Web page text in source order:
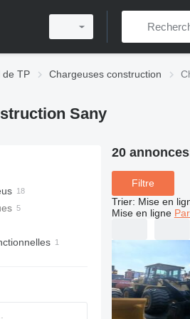
de TP Chargeuses construction
Sany
20
Filtre
Trier: Mise en
Mise en ligne